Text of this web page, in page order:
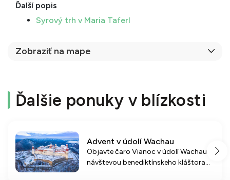
Ďalší popis
Syrový trh v Maria Taferl
Zobraziť na mape
Ďalšie ponuky v blízkosti
Advent v údolí Wachau
Objavte čaro Vianoc v údolí Wachau s
návštevou benediktínskeho kláštora